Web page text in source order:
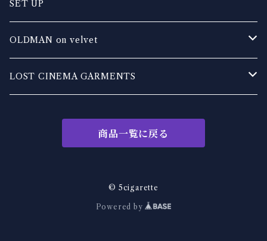
OLDMAN on velvet
EXHALE leather works
DIRTY DAZE DADDY
KakeraPlants
SET UP
OLDMAN on velvet
TOPS
LOST CINEMA GARMENTS
商品一覧に戻る
© 5cigarette
Powered by